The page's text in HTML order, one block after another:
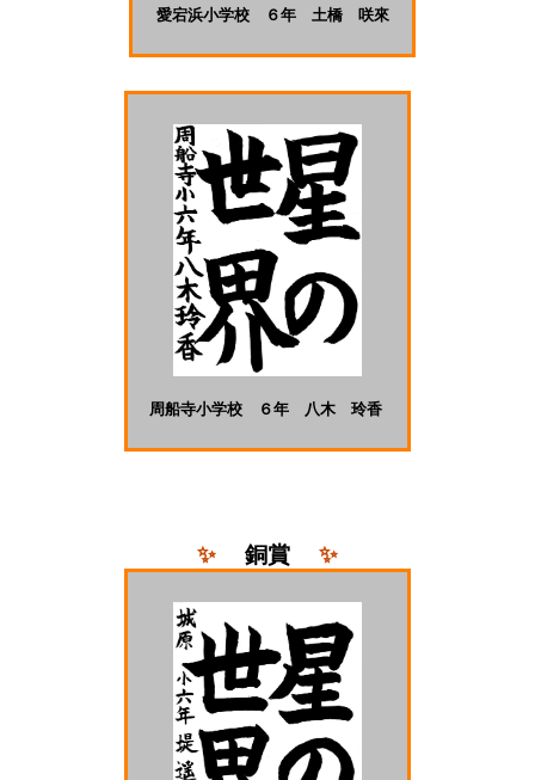
愛宕浜小学校 ６年 土橋 咲來
周船寺小学校 ６年 八木 玲香
✨ 銅賞 ✨